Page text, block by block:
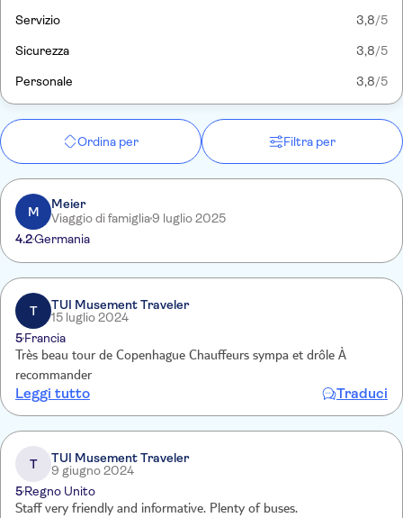
Servizio 3,8/5
Sicurezza 3,8/5
Personale 3,8/5
Ordina per Filtra per
M
Meier
Viaggio di famiglia9 luglio 2025
4.2Germania
T
TUI Musement Traveler
15 luglio 2024
5Francia
Très beau tour de Copenhague Chauffeurs sympa et drôle À
recommander
Leggi tutto Traduci
T
TUI Musement Traveler
9 giugno 2024
5Regno Unito
Staff very friendly and informative. Plenty of buses.